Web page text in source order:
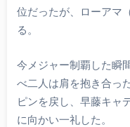
位だったが、ローアマ
る。
今メジャー制覇した瞬
べ二人は肩を抱き合っ
ピンを戻し、早藤キャ
に向かい一礼した。